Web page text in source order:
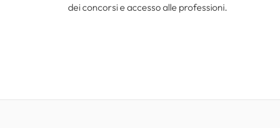
dei concorsi e accesso alle professioni.